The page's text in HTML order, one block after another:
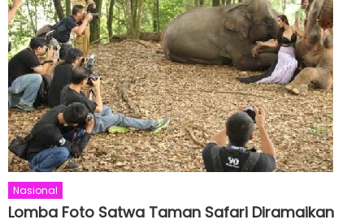
Nasional
Lomba Foto Satwa Taman Safari Diramaikan